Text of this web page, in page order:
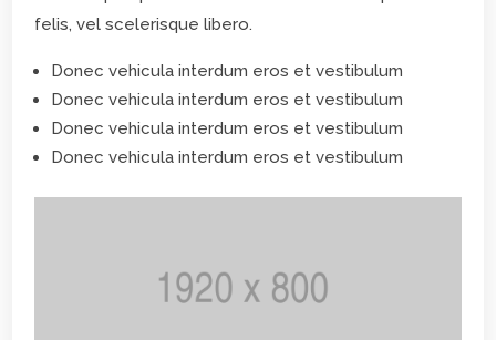
felis, vel scelerisque libero.
Donec vehicula interdum eros et vestibulum
Donec vehicula interdum eros et vestibulum
Donec vehicula interdum eros et vestibulum
Donec vehicula interdum eros et vestibulum